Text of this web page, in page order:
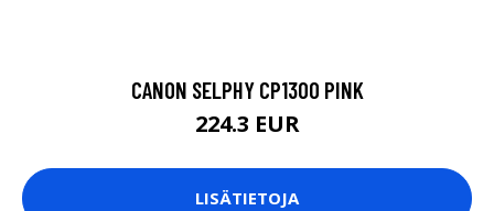
CANON SELPHY CP1300 PINK
224.3 EUR
LISÄTIETOJA